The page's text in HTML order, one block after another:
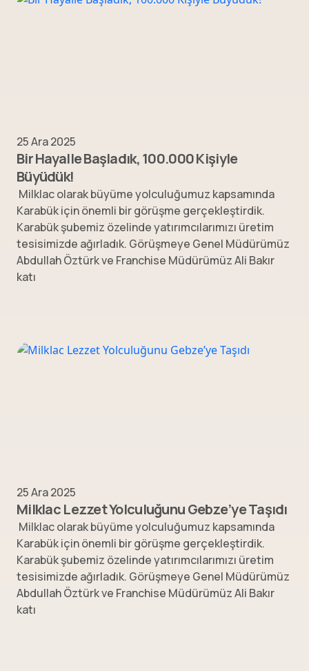
25 Ara 2025
Bir Hayalle Başladık, 100.000 Kişiyle
Büyüdük!
Milklac olarak büyüme yolculuğumuz kapsamında
Karabük için önemli bir görüşme gerçekleştirdik.
Karabük şubemiz özelinde yatırımcılarımızı üretim
tesisimizde ağırladık. Görüşmeye Genel Müdürümüz
Abdullah Öztürk ve Franchise Müdürümüz Ali Bakır
katı
25 Ara 2025
Milklac Lezzet Yolculuğunu Gebze’ye Taşıdı
Milklac olarak büyüme yolculuğumuz kapsamında
Karabük için önemli bir görüşme gerçekleştirdik.
Karabük şubemiz özelinde yatırımcılarımızı üretim
tesisimizde ağırladık. Görüşmeye Genel Müdürümüz
Abdullah Öztürk ve Franchise Müdürümüz Ali Bakır
katı